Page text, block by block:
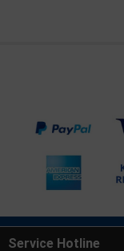
Service Hotline